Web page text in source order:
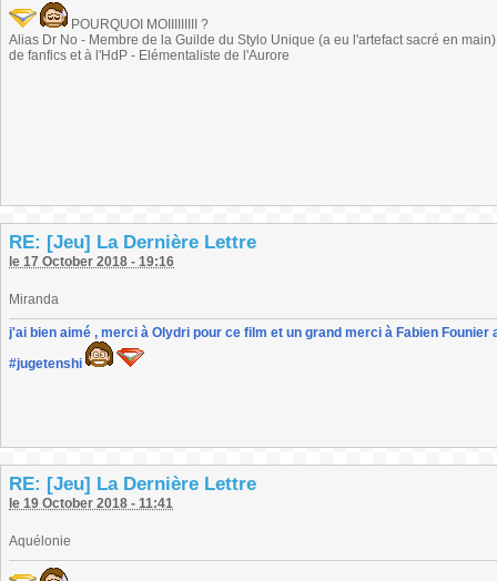
POURQUOI MOIIIIIIIII ?
Alias Dr No - Membre de la Guilde du Stylo Unique (a eu l'artefact sacré en
de fanfics et à l'HdP - Elémentaliste de l'Aurore
RE: [Jeu] La Dernière Lettre
le 17 October 2018 - 19:16
Miranda
j'ai bien aimé , merci à Olydri pour ce film et un grand merci à Fabien
#jugetenshi
RE: [Jeu] La Dernière Lettre
le 19 October 2018 - 11:41
Aquélonie